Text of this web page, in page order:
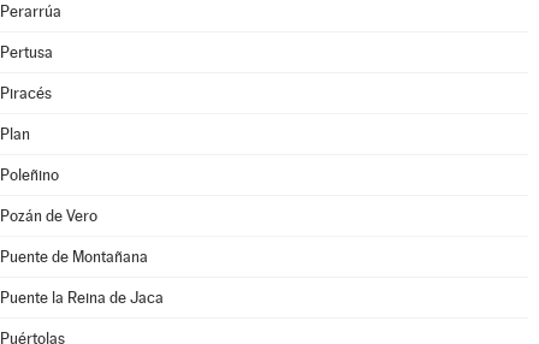
Perarrúa
Pertusa
Piracés
Plan
Poleñino
Pozán de Vero
Puente de Montañana
Puente la Reina de Jaca
Puértolas